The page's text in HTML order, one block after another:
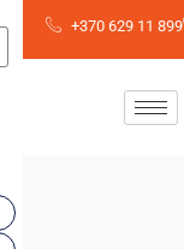
+370 629 11 899